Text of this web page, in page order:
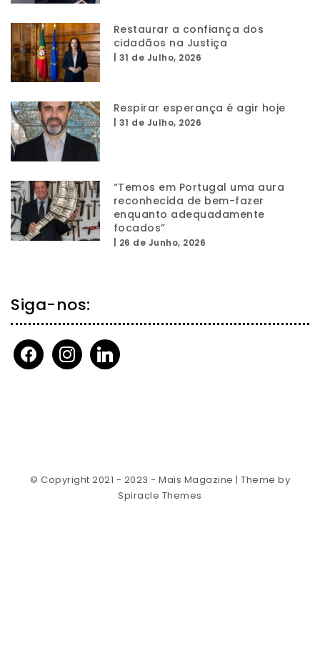
Restaurar a confiança dos
cidadãos na Justiça
31 de Julho, 2026
Respirar esperança é agir hoje
31 de Julho, 2026
“Temos em Portugal uma aura
reconhecida de bem-fazer
enquanto adequadamente
focados”
26 de Junho, 2026
Siga-nos:
facebookinstagramlinkedin
© Copyright 2021 - 2023 - Mais Magazine | Theme by
Spiracle Themes